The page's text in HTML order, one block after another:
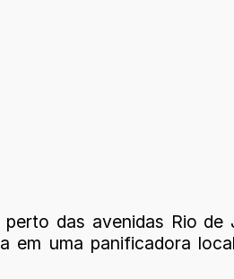
das avenidas Rio de
uma panificadora